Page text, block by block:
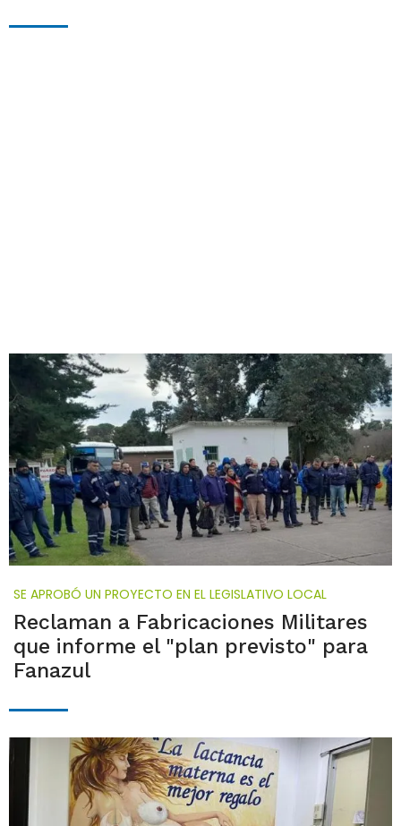
SE APROBÓ UN PROYECTO EN EL LEGISLATIVO LOCAL
Reclaman a Fabricaciones Militares
que informe el "plan previsto" para
Fanazul